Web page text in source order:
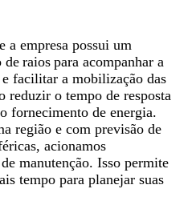
a empresa possui um
raios para acompanhar a
e facilitar a mobilização das
reduzir o tempo de resposta
fornecimento de energia.
região e com previsão de
acionamos
manutenção. Isso permite
tempo para planejar suas